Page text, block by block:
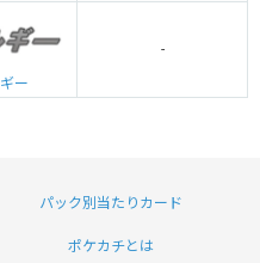
ー
-
パック別当たりカード
ポケカチとは